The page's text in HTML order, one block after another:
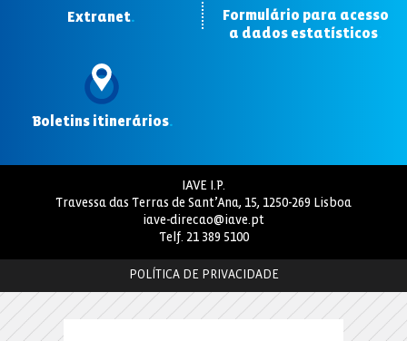
Extranet.
Formulário para acesso
a dados estatísticos
Boletins itinerários.
IAVE I.P.
Travessa das Terras de Sant’Ana, 15, 1250-269 Lisboa
iave-direcao@iave.pt
Telf. 21 389 5100
POLÍTICA DE PRIVACIDADE